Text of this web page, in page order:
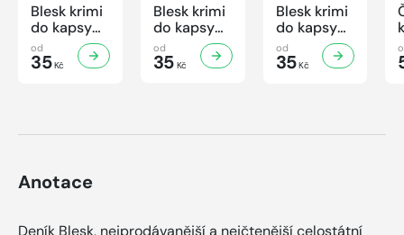
Blesk krimi
do kapsy
č.7/2026
od
35Kč
Blesk krimi
do kapsy
č.6/2026
od
35Kč
Blesk krimi
do kapsy
č.5/2026
od
35Kč
Anotace
Deník Blesk, nejprodávanější a nejčtenější celostátní